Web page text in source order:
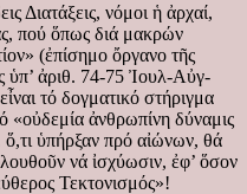
Διατάξεις, νόμοι ἡ ἀρχαί,
πού ὅπως διά μακρών
(ἐπίσημο ὄργανο τῆς
ὑπ’ ἀριθ. 74-75 Ἰουλ-Αὐγ-
τό δογματικό στήριγμα
«οὐδεμία ἀνθρωπίνη δύναμις
ὑπήρξαν πρό αἰώνων, θά
νά ἰσχύωσιν, ἐφ’ ὅσον
Τεκτονισμός»!